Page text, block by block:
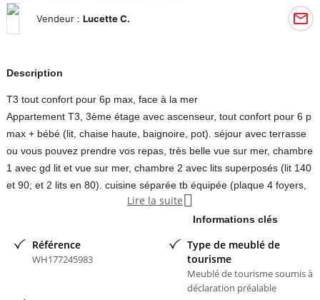
Vendeur : Lucette C.
Description
T3 tout confort pour 6p max, face à la mer
Appartement T3, 3ème étage avec ascenseur, tout confort pour 6 p
max + bébé (lit, chaise haute, baignoire, pot). séjour avec terrasse
ou vous pouvez prendre vos repas, très belle vue sur mer, chambre
1 avec gd lit et vue sur mer, chambre 2 avec lits superposés (lit 140
et 90; et 2 lits en 80). cuisine séparée tb équipée (plaque 4 foyers,
four, frigo et petit congélateur) salle d'eau: douche + 2 lavabos +
LLinge. WC séparés. Quartier dynamique avec tous commerces à
proximité (boulangerie, presse, superette ,laverie, coiffeur,
restaurants) Jeux de plage pour enfants, cours de voile et location
de planches et bateaux en face. Cours de plongée et baptêmes sur
place. A proximité du centre nautique (piscine sportive et piscine
Lire la suite 
Informations clés
Référence
WH177245983
Type de meublé de
tourisme
Meublé de tourisme soumis à
déclaration préalable